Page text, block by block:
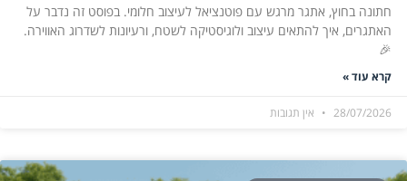
חתונה בחוץ, אתגר מרגש עם פוטנציאל לעיצוב חלומי. בפוסט זה נדבר על
האתגרים, איך להתאים עיצוב ולוגיסטיקה לשטח, ורעיונות לשדרוג האווירה.
🎉
קרא עוד »
28/07/2026 אין תגובות